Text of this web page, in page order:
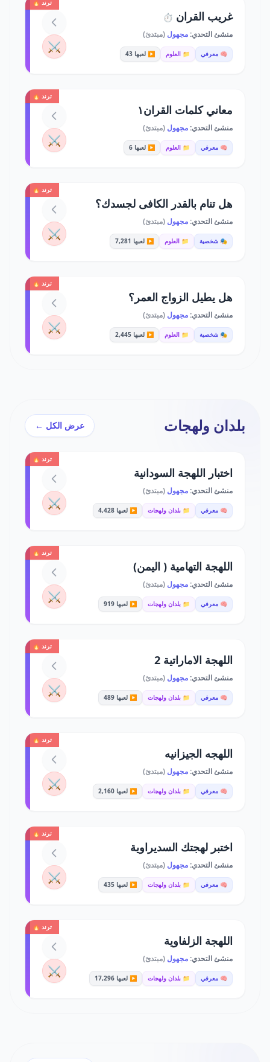
ترند 🔥
غريب القران ⏱️
منشئ التحدي:مجهول (مبتدئ)
🧠 معرفي 📁 العلوم ▶️ لعبها 43 ⚔️
ترند 🔥
معاني كلمات القران١
منشئ التحدي:مجهول (مبتدئ)
🧠 معرفي 📁 العلوم ▶️ لعبها 6 ⚔️
ترند 🔥
هل تنام بالقدر الكافى لجسدك؟
منشئ التحدي:مجهول (مبتدئ)
🎭 شخصية 📁 العلوم ▶️ لعبها 7,281 ⚔️
ترند 🔥
هل يطيل الزواج العمر؟
منشئ التحدي:مجهول (مبتدئ)
🎭 شخصية 📁 العلوم ▶️ لعبها 2,445 ⚔️
بلدان ولهجات عرض الكل ←
ترند 🔥
اختبار اللهجة السودانية
منشئ التحدي:مجهول (مبتدئ)
🧠 معرفي 📁 بلدان ولهجات ▶️ لعبها 4,428 ⚔️
ترند 🔥
اللهجة التهامية ( اليمن)
منشئ التحدي:مجهول (مبتدئ)
🧠 معرفي 📁 بلدان ولهجات ▶️ لعبها 919 ⚔️
ترند 🔥
اللهجة الاماراتية 2
منشئ التحدي:مجهول (مبتدئ)
🧠 معرفي 📁 بلدان ولهجات ▶️ لعبها 489 ⚔️
ترند 🔥
اللهجه الجيزانيه
منشئ التحدي:مجهول (مبتدئ)
🧠 معرفي 📁 بلدان ولهجات ▶️ لعبها 2,160 ⚔️
ترند 🔥
اختبر لهجتك السديراوية
منشئ التحدي:مجهول (مبتدئ)
🧠 معرفي 📁 بلدان ولهجات ▶️ لعبها 435 ⚔️
ترند 🔥
اللهجة الزلفاوية
منشئ التحدي:مجهول (مبتدئ)
🧠 معرفي 📁 بلدان ولهجات ▶️ لعبها 17,296 ⚔️